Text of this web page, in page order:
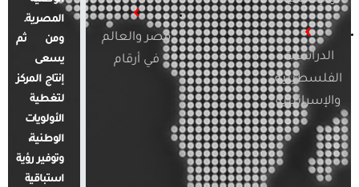
الدراسات
الفلسطينية
والإسرائيلية
مصر والعالم
في أرقام
المصرية.
ومن ثم
يسعى
إنتاج المركز
لتغطية
الأولويات
الوطنية،
وتوفير رؤية
استباقية